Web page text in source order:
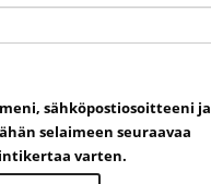
sähköpostiosoitteeni ja
selaimeen seuraavaa
varten.